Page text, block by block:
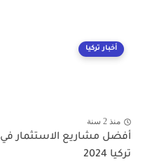
أخبار تركيا
منذ 2 سنة
أفضل مشاريع الاستثمار في
تركيا 2024